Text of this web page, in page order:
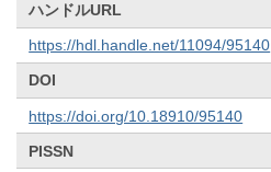
ハンドルURL
https://hdl.handle.net/11094/95140
DOI
https://doi.org/10.18910/95140
PISSN